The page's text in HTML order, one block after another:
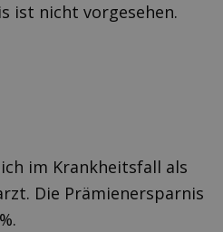
ist nicht vorgesehen.
im Krankheitsfall als
Die Prämienersparnis